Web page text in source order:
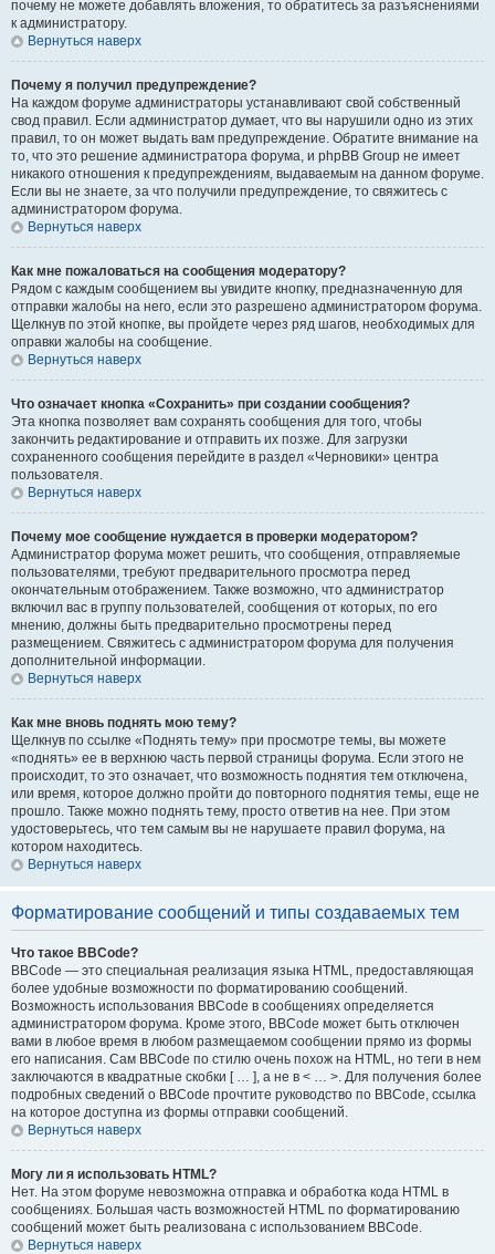
почему не можете добавлять вложения, то обратитесь за разъяснениями
к администратору.
Вернуться наверх
Почему я получил предупреждение?
На каждом форуме администраторы устанавливают свой собственный
свод правил. Если администратор думает, что вы нарушили одно из этих
правил, то он может выдать вам предупреждение. Обратите внимание на
то, что это решение администратора форума, и phpBB Group не имеет
никакого отношения к предупреждениям, выдаваемым на данном форуме.
Если вы не знаете, за что получили предупреждение, то свяжитесь с
администратором форума.
Вернуться наверх
Как мне пожаловаться на сообщения модератору?
Рядом с каждым сообщением вы увидите кнопку, предназначенную для
отправки жалобы на него, если это разрешено администратором форума.
Щелкнув по этой кнопке, вы пройдете через ряд шагов, необходимых для
оправки жалобы на сообщение.
Вернуться наверх
Что означает кнопка «Сохранить» при создании сообщения?
Эта кнопка позволяет вам сохранять сообщения для того, чтобы
закончить редактирование и отправить их позже. Для загрузки
сохраненного сообщения перейдите в раздел «Черновики» центра
пользователя.
Вернуться наверх
Почему мое сообщение нуждается в проверки модератором?
Администратор форума может решить, что сообщения, отправляемые
пользователями, требуют предварительного просмотра перед
окончательным отображением. Также возможно, что администратор
включил вас в группу пользователей, сообщения от которых, по его
мнению, должны быть предварительно просмотрены перед
размещением. Свяжитесь с администратором форума для получения
дополнительной информации.
Вернуться наверх
Как мне вновь поднять мою тему?
Щелкнув по ссылке «Поднять тему» при просмотре темы, вы можете
«поднять» ее в верхнюю часть первой страницы форума. Если этого не
происходит, то это означает, что возможность поднятия тем отключена,
или время, которое должно пройти до повторного поднятия темы, еще не
прошло. Также можно поднять тему, просто ответив на нее. При этом
удостоверьтесь, что тем самым вы не нарушаете правил форума, на
котором находитесь.
Вернуться наверх
Форматирование сообщений и типы создаваемых тем
Что такое BBCode?
BBCode — это специальная реализация языка HTML, предоставляющая
более удобные возможности по форматированию сообщений.
Возможность использования BBCode в сообщениях определяется
администратором форума. Кроме этого, BBCode может быть отключен
вами в любое время в любом размещаемом сообщении прямо из формы
его написания. Сам BBCode по стилю очень похож на HTML, но теги в нем
заключаются в квадратные скобки [ … ], а не в < … >. Для получения более
подробных сведений о BBCode прочтите руководство по BBCode, ссылка
на которое доступна из формы отправки сообщений.
Вернуться наверх
Могу ли я использовать HTML?
Нет. На этом форуме невозможна отправка и обработка кода HTML в
сообщениях. Большая часть возможностей HTML по форматированию
сообщений может быть реализована с использованием BBCode.
Вернуться наверх